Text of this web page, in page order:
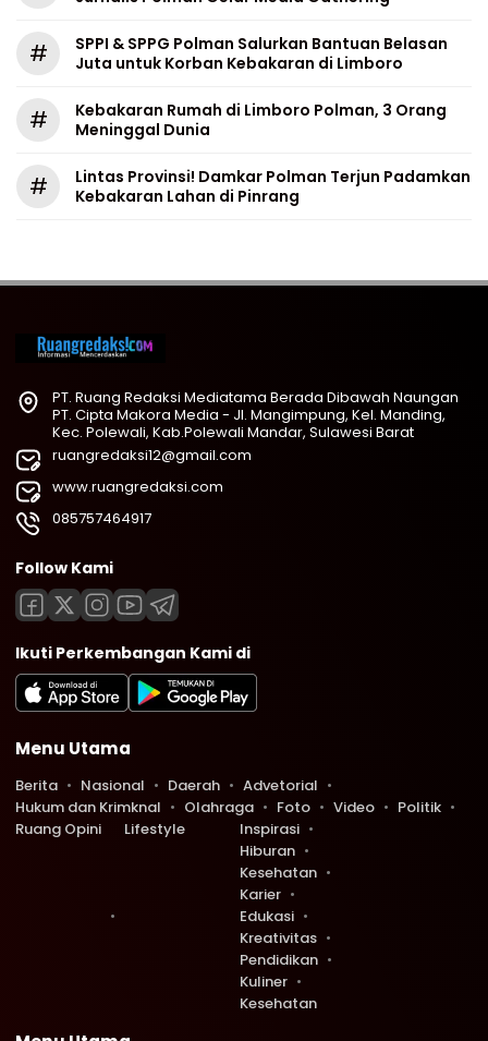
#
SPPI & SPPG Polman Salurkan Bantuan Belasan
Juta untuk Korban Kebakaran di Limboro
#
Kebakaran Rumah di Limboro Polman, 3 Orang
Meninggal Dunia
#
Lintas Provinsi! Damkar Polman Terjun Padamkan
Kebakaran Lahan di Pinrang
PT. Ruang Redaksi Mediatama Berada Dibawah Naungan
PT. Cipta Makora Media - Jl. Mangimpung, Kel. Manding,
Kec. Polewali, Kab.Polewali Mandar, Sulawesi Barat
ruangredaksi12@gmail.com
www.ruangredaksi.com
085757464917
Follow Kami
Ikuti Perkembangan Kami di
Menu Utama
Berita Nasional Daerah
Advetorial
Hukum dan Krimknal
Olahraga Foto Video
Politik
Ruang Opini
Lifestyle
Inspirasi
Hiburan
Kesehatan
Karier
Edukasi
Kreativitas
Pendidikan
Kuliner
Kesehatan